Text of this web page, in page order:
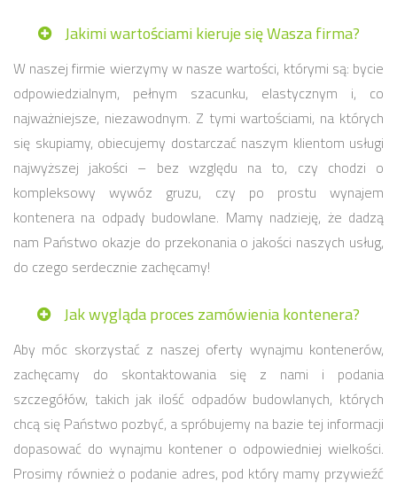
Jakimi wartościami kieruje się Wasza firma?
W naszej firmie wierzymy w nasze wartości, którymi są: bycie
odpowiedzialnym, pełnym szacunku, elastycznym i, co
najważniejsze, niezawodnym. Z tymi wartościami, na których
się skupiamy, obiecujemy dostarczać naszym klientom usługi
najwyższej jakości – bez względu na to, czy chodzi o
kompleksowy wywóz gruzu, czy po prostu wynajem
kontenera na odpady budowlane. Mamy nadzieję, że dadzą
nam Państwo okazje do przekonania o jakości naszych usług,
do czego serdecznie zachęcamy!
Jak wygląda proces zamówienia kontenera?
Aby móc skorzystać z naszej oferty wynajmu kontenerów,
zachęcamy do skontaktowania się z nami i podania
szczegółów, takich jak ilość odpadów budowlanych, których
chcą się Państwo pozbyć, a spróbujemy na bazie tej informacji
dopasować do wynajmu kontener o odpowiedniej wielkości.
Prosimy również o podanie adres, pod który mamy przywieźć